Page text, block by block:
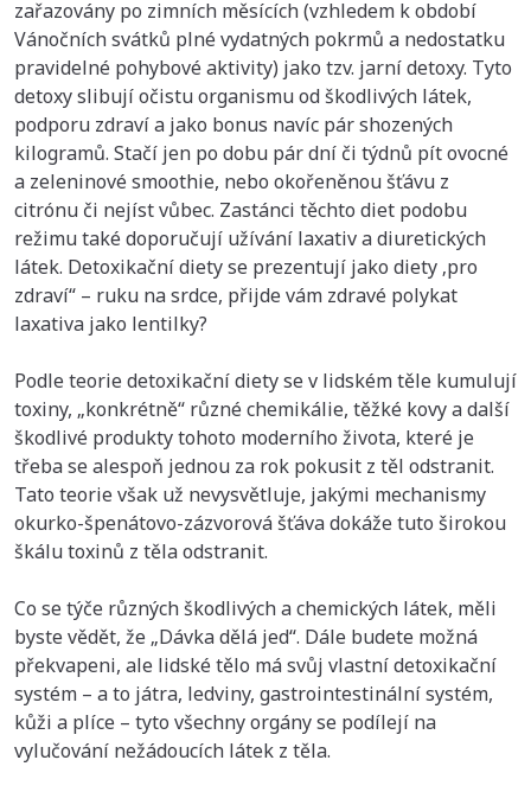
zařazovány po zimních měsících (vzhledem k období
Vánočních svátků plné vydatných pokrmů a nedostatku
pravidelné pohybové aktivity) jako tzv. jarní detoxy. Tyto
detoxy slibují očistu organismu od škodlivých látek,
podporu zdraví a jako bonus navíc pár shozených
kilogramů. Stačí jen po dobu pár dní či týdnů pít ovocné
a zeleninové smoothie, nebo okořeněnou šťávu z
citrónu či nejíst vůbec. Zastánci těchto diet podobu
režimu také doporučují užívání laxativ a diuretických
látek. Detoxikační diety se prezentují jako diety ‚pro
zdraví“ – ruku na srdce, přijde vám zdravé polykat
laxativa jako lentilky?
Podle teorie detoxikační diety se v lidském těle kumulují
toxiny, „konkrétně“ různé chemikálie, těžké kovy a další
škodlivé produkty tohoto moderního života, které je
třeba se alespoň jednou za rok pokusit z těl odstranit.
Tato teorie však už nevysvětluje, jakými mechanismy
okurko-špenátovo-zázvorová šťáva dokáže tuto širokou
škálu toxinů z těla odstranit.
Co se týče různých škodlivých a chemických látek, měli
byste vědět, že „Dávka dělá jed“. Dále budete možná
překvapeni, ale lidské tělo má svůj vlastní detoxikační
systém – a to játra, ledviny, gastrointestinální systém,
kůži a plíce – tyto všechny orgány se podílejí na
vylučování nežádoucích látek z těla.